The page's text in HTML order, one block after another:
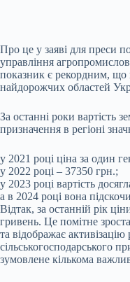
Про це у заяві для преси
управління
показник є рекордним, що
найдорожчих областей
За останні роки вартість
призначення в регіоні
у 2021 році ціна за один
у 2022 році – 37350 грн.;
у 2023 році вартість
а в 2024 році вона
Відтак, за останній рік
гривень. Це помітне
та відображає активізацію
сільськогосподарського
зумовлене кількома